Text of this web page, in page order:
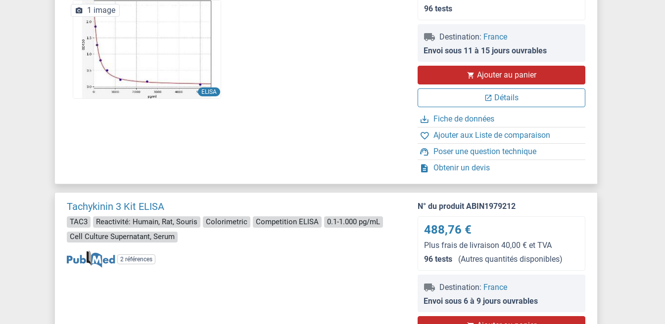
ELISA
1 image
96 tests
Destination: France
Envoi sous 11 à 15 jours ouvrables
Ajouter au panier
Détails
Fiche de données
Ajouter aux Liste de comparaison
Poser une question technique
Obtenir un devis
Tachykinin 3 Kit ELISA
TAC3 Reactivité: Humain, Rat, Souris Colorimetric Competition ELISA
0.1-1.000 pg/mL
Cell Culture Supernatant, Serum
2 références
N° du produit ABIN1979212
488,76 €
Plus frais de livraison 40,00 € et TVA
96 tests
(Autres quantités disponibles)
Destination: France
Envoi sous 6 à 9 jours ouvrables